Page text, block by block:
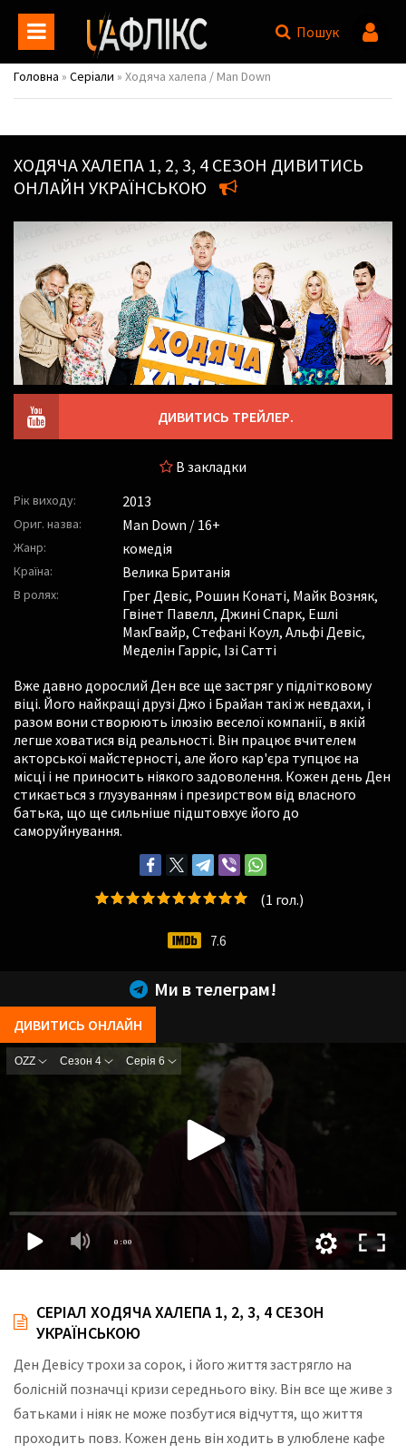
Пошук
Головна » Серіали » Ходяча халепа / Man Down
ХОДЯЧА ХАЛЕПА 1, 2, 3, 4 СЕЗОН ДИВИТИСЬ
ОНЛАЙН УКРАЇНСЬКОЮ
ДИВИТИСЬ ТРЕЙЛЕР.
В закладки
Рік виходу: 2013
Ориг. назва: Man Down / 16+
Жанр: комедія
Країна: Велика Британія
В ролях: Грег Девіс, Рошин Конаті, Майк Возняк,
Гвінет Павелл, Джині Спарк, Ешлі
МакГвайр, Стефані Коул, Альфі Девіс,
Меделін Гарріс, Ізі Сатті
Вже давно дорослий Ден все ще застряг у підлітковому
віці. Його найкращі друзі Джо і Брайан такі ж невдахи, і
разом вони створюють ілюзію веселої компанії, в якій
легше ховатися від реальності. Він працює вчителем
акторської майстерності, але його кар'єра тупцює на
місці і не приносить ніякого задоволення. Кожен день Ден
стикається з глузуванням і презирством від власного
батька, що ще сильніше підштовхує його до
саморуйнування.
(1 гол.)
7.6
Ми в телеграм!
ДИВИТИСЬ ОНЛАЙН
СЕРІАЛ ХОДЯЧА ХАЛЕПА 1, 2, 3, 4 СЕЗОН
УКРАЇНСЬКОЮ
Ден Девісу трохи за сорок, і його життя застрягло на
болісній позначці кризи середнього віку. Він все ще живе з
батьками і ніяк не може позбутися відчуття, що життя
проходить повз. Кожен день він ходить в улюблене кафе